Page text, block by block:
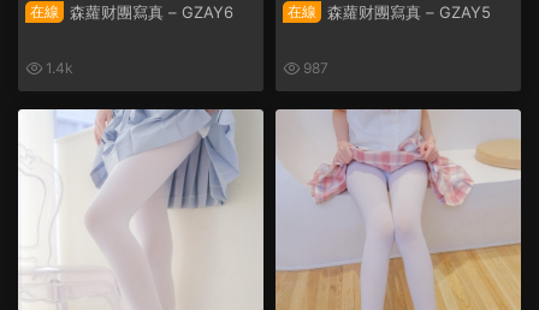
在線
森蘿财團寫真 – GZAY6
1.4k
在線
森蘿财團寫真 – GZAY5
987